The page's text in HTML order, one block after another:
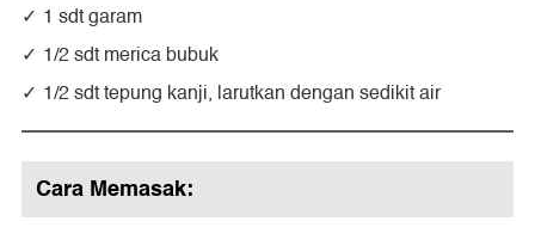
1 sdt garam
1/2 sdt merica bubuk
1/2 sdt tepung kanji, larutkan dengan sedikit air
Cara Memasak: